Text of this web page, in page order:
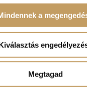
a
Megtagad
in the cart.